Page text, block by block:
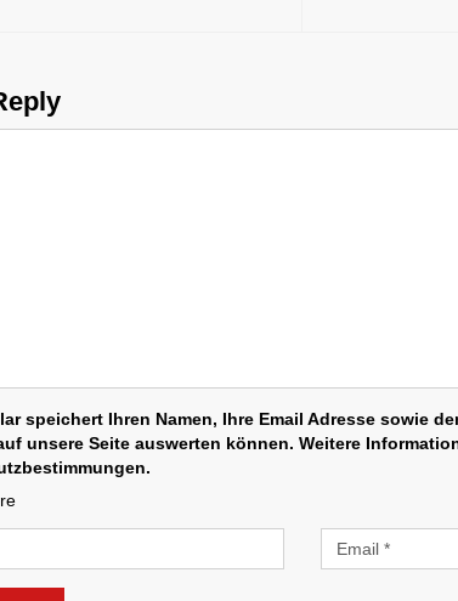
speichert Ihren Namen, Ihre Email Adresse sowie
unsere Seite auswerten können. Weitere